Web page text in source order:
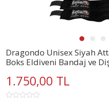
Dragondo Unisex Siyah
Boks Eldiveni Bandaj ve
1.750,00 TL